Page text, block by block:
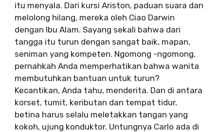
itu menyala. Dari kursi Ariston, paduan suara dan
melolong hilang, mereka oleh Ciao Darwin
dengan Ibu Alam. Sayang sekali bahwa dari
tangga itu turun dengan sangat baik, mapan,
seniman yang kompeten. Ngomong -ngomong,
pernahkah Anda memperhatikan bahwa wanita
membutuhkan bantuan untuk turun?
Kecantikan, Anda tahu, menderita. Dan di antara
korset, tumit, keributan dan tempat tidur,
betina harus selalu meletakkan tangan yang
kokoh, ujung konduktor. Untungnya Carlo ada di